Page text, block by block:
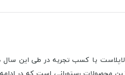
با کسب تجربه در طی این